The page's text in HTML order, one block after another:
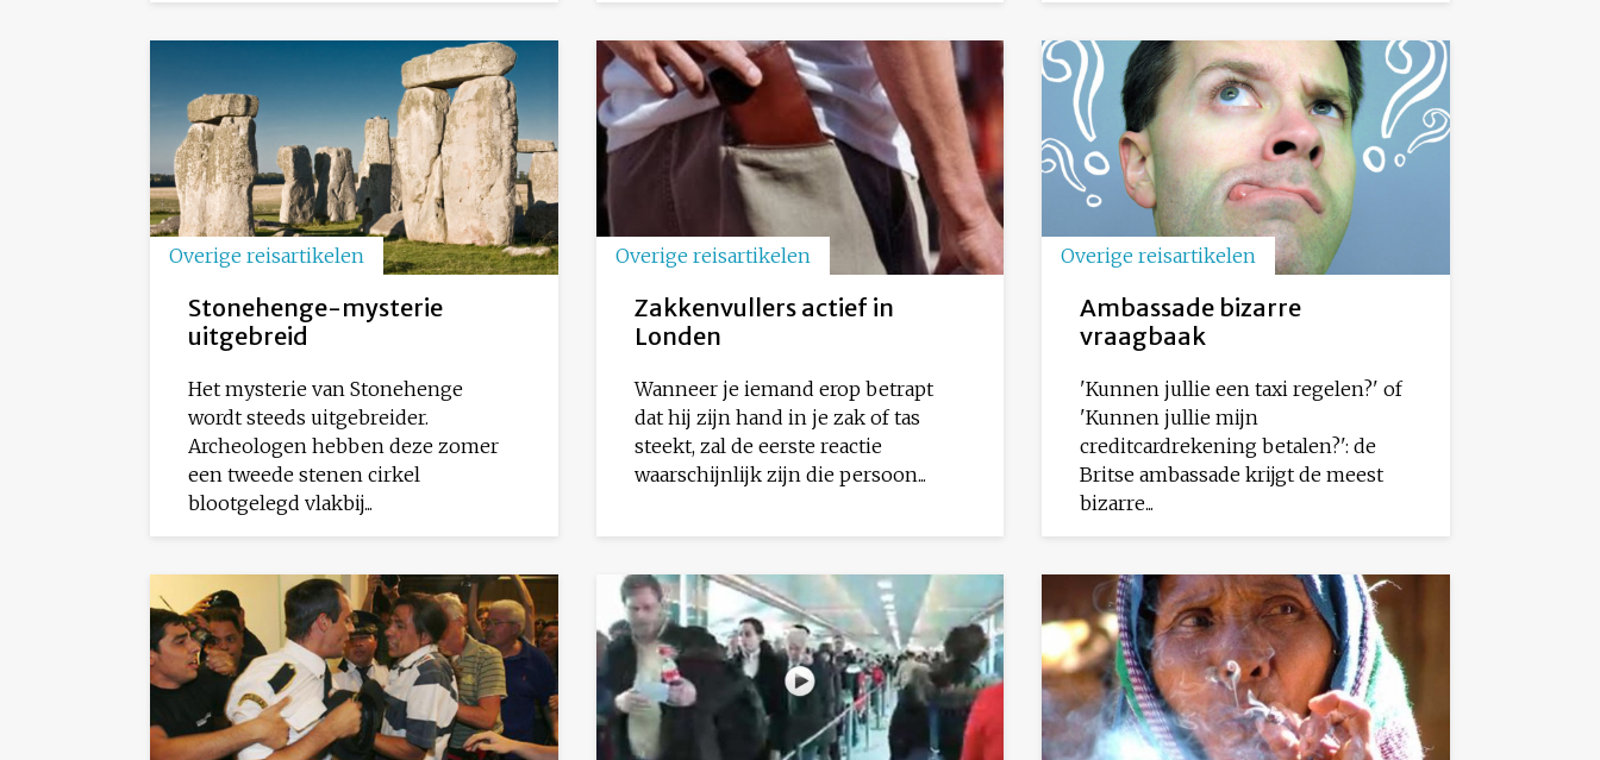
Overige reisartikelen
Stonehenge-mysterie
uitgebreid
Het mysterie van Stonehenge
wordt steeds uitgebreider.
Archeologen hebben deze zomer
een tweede stenen cirkel
blootgelegd vlakbij...
Overige reisartikelen
Zakkenvullers actief in
Londen
Wanneer je iemand erop betrapt
dat hij zijn hand in je zak of tas
steekt, zal de eerste reactie
waarschijnlijk zijn die persoon...
Overige reisartikelen
Ambassade bizarre
vraagbaak
'Kunnen jullie een taxi regelen?' of
'Kunnen jullie mijn
creditcardrekening betalen?': de
Britse ambassade krijgt de meest
bizarre...